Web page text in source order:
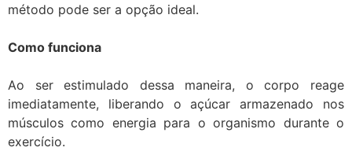
método pode ser a opção ideal.
Como funciona
Ao ser estimulado dessa maneira, o corpo reage
imediatamente, liberando o açúcar armazenado nos
músculos como energia para o organismo durante o
exercício.